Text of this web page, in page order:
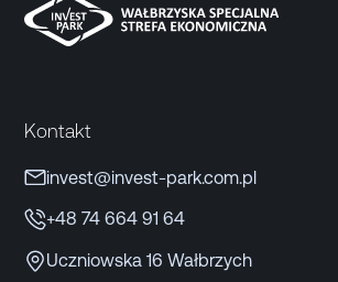
Kontakt
invest@invest-park.com.pl
+48 74 664 91 64
Uczniowska 16 Wałbrzych